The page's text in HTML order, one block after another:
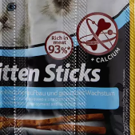
ظرف آب
اسکرچر
شیشه
لباس و
لباس و